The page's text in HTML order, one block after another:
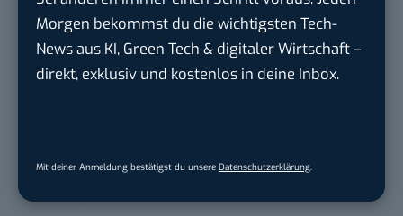
Morgen bekommst du die wichtigsten Tech-
News aus KI, Green Tech & digitaler Wirtschaft –
direkt, exklusiv und kostenlos in deine Inbox.
Mit deiner Anmeldung bestätigst du unsere Datenschutzerklärung.
Marketing Manager – Content
Marketing /...
Acura Fachklinik GmbH in Albstadt
Ferdinand Bilstein GmbH & Co. KGin